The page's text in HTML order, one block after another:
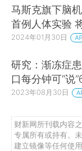
马斯克旗下脑
首例人体实验
2024年01月30日
研究：渐冻症
口每分钟可“说
2023年08月30日
财新网所刊载内容
专属所有或持有。
建立镜像等任何使用